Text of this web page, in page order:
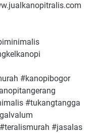
#kanopibogor
#tukangtangga
#jasalas